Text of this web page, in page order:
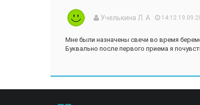
Учелькина Л. А 14:12
Мне были назначены свечи во время
Буквально после первого приема я